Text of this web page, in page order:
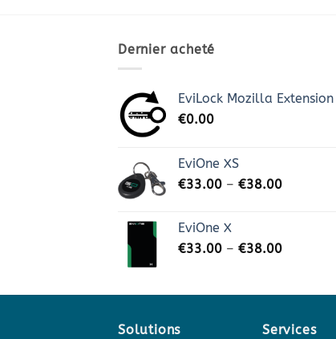
Dernier acheté
EviLock Mozilla Extension
€0.00
EviOne XS
€33.00 – €38.00
EviOne X
€33.00 – €38.00
Solutions Services